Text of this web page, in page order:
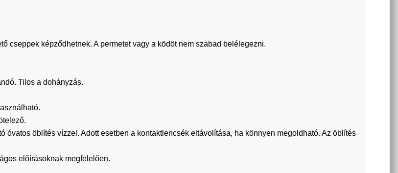
cseppek képződhetnek. A permetet vagy a ködöt nem szabad belélegezni.
Tilos a dohányzás.
óvatos öblítés vízzel. Adott esetben a kontaktlencsék eltávolítása, ha könnyen megoldható. Az öblítés
előírásoknak megfelelően.